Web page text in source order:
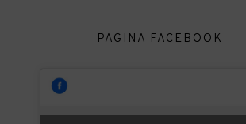
PAGINA FACEBOOK